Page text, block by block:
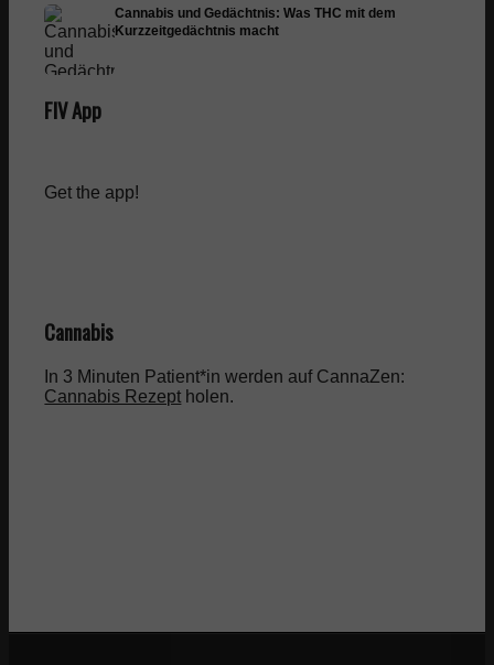
Cannabis und Gedächtnis: Was THC mit dem
Kurzzeitgedächtnis macht
FIV App
Get the app!
Cannabis
In 3 Minuten Patient*in werden auf CannaZen:
Cannabis Rezept holen.